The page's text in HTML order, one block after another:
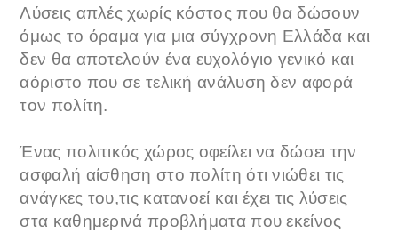
Λύσεις απλές χωρίς κόστος που θα δώσουν
όμως το όραμα για μια σύγχρονη Ελλάδα και
δεν θα αποτελούν ένα ευχολόγιο γενικό και
αόριστο που σε τελική ανάλυση δεν αφορά
τον πολίτη.
Ένας πολιτικός χώρος οφείλει να δώσει την
ασφαλή αίσθηση στο πολίτη ότι νιώθει τις
ανάγκες του,τις κατανοεί και έχει τις λύσεις
στα καθημερινά προβλήματα που εκείνος